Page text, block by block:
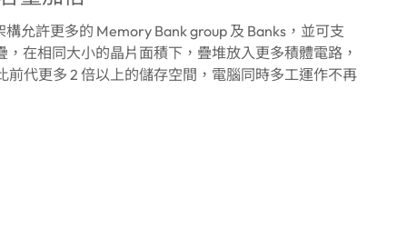
構允許更多的 Memory Bank group 及 Banks，並可支
，在相同大小的晶片面積下，疊堆放入更多積體電路，
前代更多 2 倍以上的儲存空間，電腦同時多工運作不再